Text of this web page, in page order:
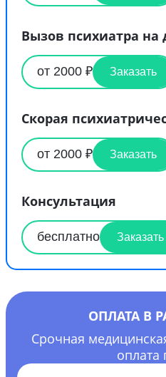
Вызов психиатра на
от 2000 ₽ Заказать
Скорая
от 2000 ₽ Заказать
Консультация
бесплатно Заказать
ОПЛАТА В
Срочная
оплата